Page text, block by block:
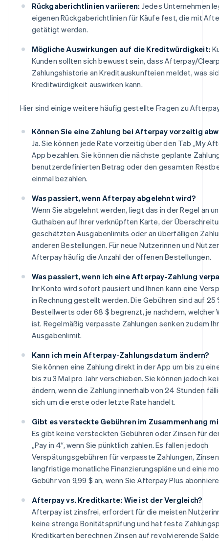
Rückgaberichtlinien variieren: Jedes Unternehmen
eigenen Rückgaberichtlinien für Käufe fest, die mit
getätigt werden.
Mögliche Auswirkungen auf die Kreditwürdigkeit:
Kunden sollten sich bewusst sein, dass Afterpay/
Zahlungshistorie an Kreditauskunfteien meldet, was
Kreditwürdigkeit auswirken kann.
Hier sind einige weitere häufig gestellte Fragen zu
Können Sie eine Zahlung bei Afterpay vorzeitig
Ja. Sie können jede Rate vorzeitig über den Tab „My
App bezahlen. Sie können die nächste geplante
benutzerdefinierten Betrag oder den gesamten
einmal bezahlen.
Was passiert, wenn Afterpay abgelehnt wird?
Wenn Sie abgelehnt werden, liegt das in der Regel an
Guthaben auf Ihrer verknüpften Karte, der
geschätzten Ausgabenlimits oder an überfälligen
anderen Bestellungen. Für neue Nutzerinnen und
Afterpay häufig die Anzahl der offenen Bestellungen.
Was passiert, wenn ich eine Afterpay-Zahlung
Ihr Konto wird sofort pausiert und Ihnen kann eine
in Rechnung gestellt werden. Die Gebühren sind auf 25
Bestellwerts oder 68 $ begrenzt, je nachdem, welcher
ist. Regelmäßig verpasste Zahlungen senken zudem
Ausgabenlimit.
Kann ich mein Afterpay-Zahlungsdatum ändern?
Sie können eine Zahlung direkt in der App um bis zu
bis zu 3 Mal pro Jahr verschieben. Sie können jedoch
ändern, wenn die Zahlung innerhalb von 24 Stunden
sich um die erste oder letzte Rate handelt.
Gibt es versteckte Gebühren im Zusammenhang
Es gibt keine versteckten Gebühren oder Zinsen für
„Pay in 4“, wenn Sie pünktlich zahlen. Es fallen jedoch
Verspätungsgebühren für verpasste Zahlungen,
langfristige monatliche Finanzierungspläne und eine
Gebühr von 9,99 $ an, wenn Sie Afterpay Plus
Afterpay vs. Kreditkarte: Wie ist der Vergleich?
Afterpay ist zinsfrei, erfordert für die meisten
keine strenge Bonitätsprüfung und hat feste
Kreditkarten berechnen Zinsen auf revolvierende